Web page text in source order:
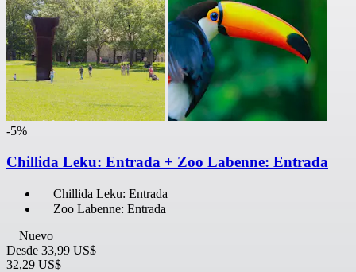
-5%
Chillida Leku: Entrada + Zoo Labenne: Entrada
Chillida Leku: Entrada
Zoo Labenne: Entrada
Nuevo
Desde 33,99 US$
32,29 US$